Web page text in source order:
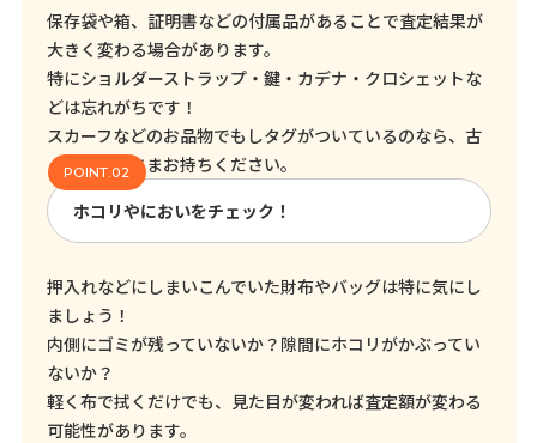
保存袋や箱、証明書などの付属品があることで査定結果が
大きく変わる場合があります。
特にショルダーストラップ・鍵・カデナ・クロシェットな
どは忘れがちです！
スカーフなどのお品物でもしタグがついているのなら、古
くてもそのままお持ちください。
ホコリやにおいをチェック！
押入れなどにしまいこんでいた財布やバッグは特に気にし
ましょう！
内側にゴミが残っていないか？隙間にホコリがかぶってい
ないか？
軽く布で拭くだけでも、見た目が変われば査定額が変わる
可能性があります。